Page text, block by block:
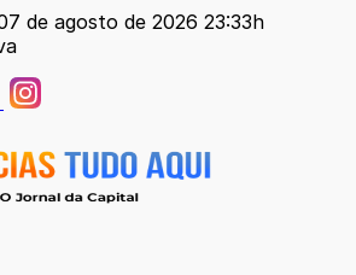
de agosto de 2026 23:33h